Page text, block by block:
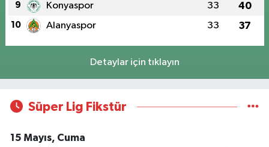
9 Konyaspor 33 40
10 Alanyaspor 33 37
Detaylar için tıklayın
Süper Lig Fikstür
15 Mayıs, Cuma